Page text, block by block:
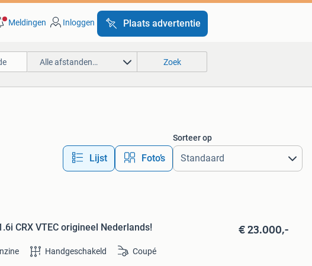
Meldingen Inloggen Plaats advertentie
Alle afstanden… Zoek
Lijst Foto’s
Sorteer op
CRX VTEC origineel Nederlands! € 23.000,-
Handgeschakeld Coupé